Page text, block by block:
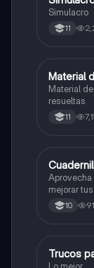
Simulacro
11
ICFES:
Material
Material
resueltas
11
ICFES:
mejorar
Prueba
10
Química
Trucos